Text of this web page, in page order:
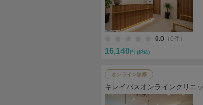
0.0 （0件）
16,140 円 (税込)
オンライン診療
キレイパスオンラインクリニ